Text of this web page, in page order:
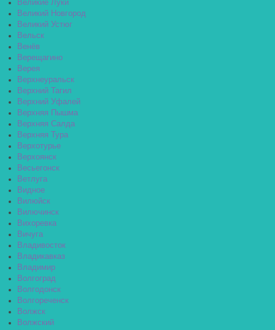
Великие Луки
Великий Новгород
Великий Устюг
Вельск
Венёв
Верещагино
Верея
Верхнеуральск
Верхний Тагил
Верхний Уфалей
Верхняя Пышма
Верхняя Салда
Верхняя Тура
Верхотурье
Верхоянск
Весьегонск
Ветлуга
Видное
Вилюйск
Вилючинск
Вихоревка
Вичуга
Владивосток
Владикавказ
Владимир
Волгоград
Волгодонск
Волгореченск
Волжск
Волжский